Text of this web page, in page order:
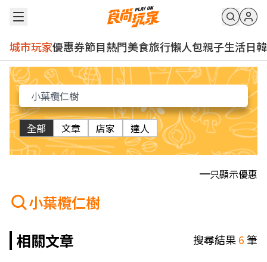
城市玩家優惠券節目熱門美食旅行懶人包親子生活日韓
全部 文章 店家 達人
只顯示優惠
小葉欖仁樹
相關文章
搜尋結果6筆